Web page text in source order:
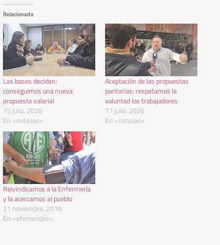
Relacionado
Las bases deciden:
conseguimos una nueva
propuesta salarial
15 julio, 2026
En «noticias»
Aceptación de las propuestas
paritarias: respetamos la
voluntad los trabajadores
17 julio, 2026
En «noticias»
Reivindicamos a la Enfermería
y la acercamos al pueblo
21 noviembre, 2018
En «efemerides»